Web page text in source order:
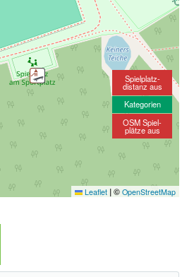
Leaflet |© OpenStreetMap
Spielplatz-
distanz aus
Kategorien
OSM Spiel-
plätze aus